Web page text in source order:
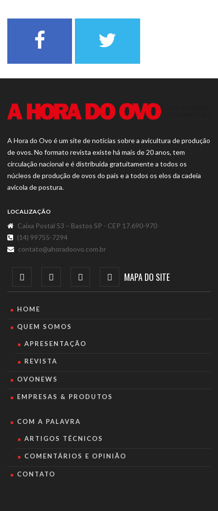
A Hora do Ovo é um site de notícias sobre a avicultura de produção
de ovos. No formato revista existe há mais de 20 anos, tem
circulação nacional e é distribuída gratuitamente a todos os
núcleos de produção de ovos do país e a todos os elos da cadeia
avícola de postura.
LOCALIZAÇÃO
Caixa Postal 53 – Bastos SP - CEP 17.690-970
(14) 99755-7294
contato@ahoradoovo.com.br
MAPA DO SITE
HOME
QUEM SOMOS
APRESENTAÇÃO
REVISTA
OVONEWS
EMPRESAS & PRODUTOS
COM A PALAVRA
ARTIGOS TÉCNICOS
COMENTÁRIOS E OPINIÃO
CONTATO